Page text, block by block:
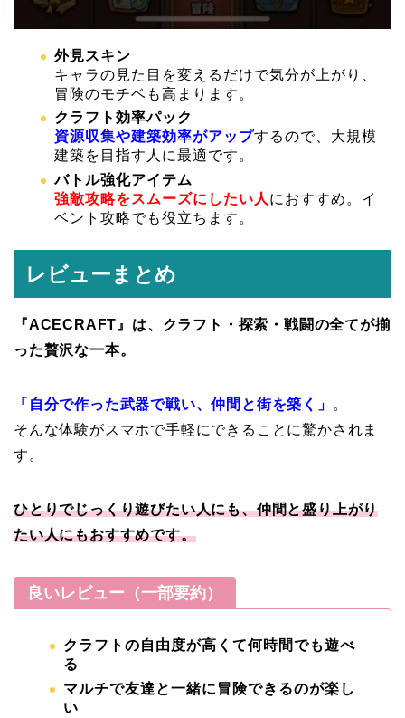
外見スキン
キャラの見た目を変えるだけで気分が上がり、
冒険のモチベも高まります。
クラフト効率パック
資源収集や建築効率がアップするので、大規模
建築を目指す人に最適です。
バトル強化アイテム
強敵攻略をスムーズにしたい人 におすすめ。イ
ベント攻略でも役立ちます。
レビューまとめ
『ACECRAFT』は、クラフト・探索・戦闘の全てが揃
った贅沢な一本。
「自分で作った武器で戦い、仲間と街を築く」
。
そんな体験がスマホで手軽にできることに驚かされま
す。
ひとりでじっくり遊びたい人にも、仲間と盛り上がり
たい人にもおすすめです。
良いレビュー（一部要約）
クラフトの自由度が高くて何時間でも遊べ
る
マルチで友達と一緒に冒険できるのが楽し
い